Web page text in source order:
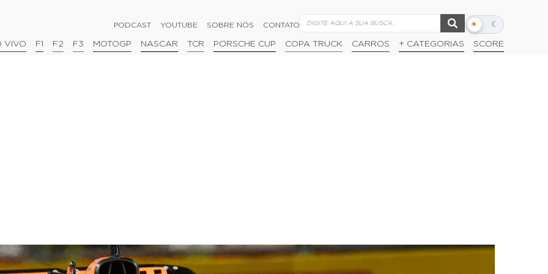
PODCAST YOUTUBE SOBRE NÓS CONTATO ☀ ☾
Alternar
escuro
VIVO F1 F2 F3 MOTOGP NASCAR TCR PORSCHE CUP COPA TRUCK CARROS + CATEGORIAS SCORE